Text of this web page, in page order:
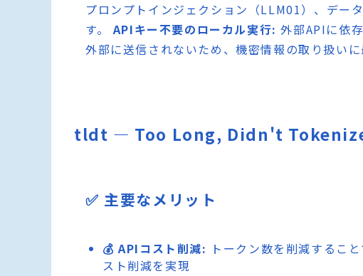
プロンプトインジェクション（LLM01）、デー
す。APIキー不要のローカル実行: 外部APIに依
外部に送信されないため、機密情報の取り扱いに
tldt — Too Long, Didn't Tokenize
✅ 主要なメリット
💰 APIコスト削減: トークン数を削減するこ
スト削減を実現